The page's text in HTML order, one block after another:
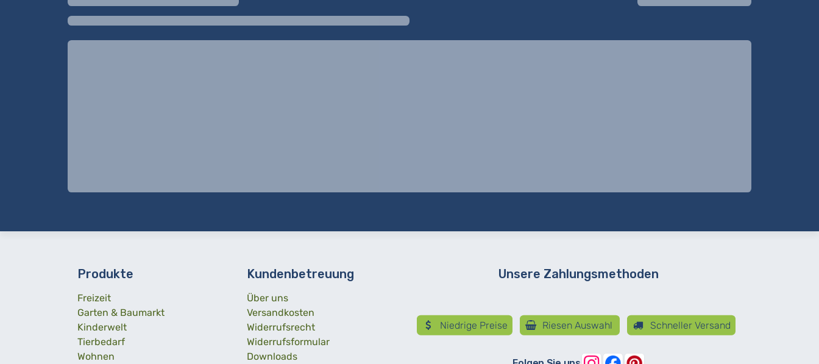
Produkte
Freizeit
Garten & Baumarkt
Kinderwelt
Tierbedarf
Wohnen
Kundenbetreuung
Über uns
Versandkosten
Widerrufsrecht
Widerrufsformular
Downloads
Unsere Zahlungsmethoden
Niedrige Preise Riesen Auswahl Schneller Versand